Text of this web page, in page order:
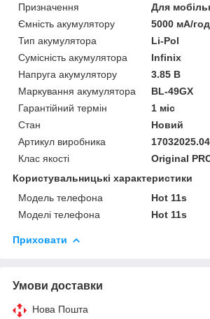
Призначення
Для
Ємність акумулятору
5000 мА/год
Тип акумулятора
Li-Pol
Сумісність акумулятора
Infinix
Напруга акумулятору
3.85 В
Маркування акумулятора
BL-49GX
Гарантійний термін
1 міс
Стан
Новий
Артикул виробника
Клас якості
Original
Користувальницькі характеристики
Модель телефона
Hot 11s
Моделі телефона
Hot 11s
Приховати
Умови доставки
Нова Пошта